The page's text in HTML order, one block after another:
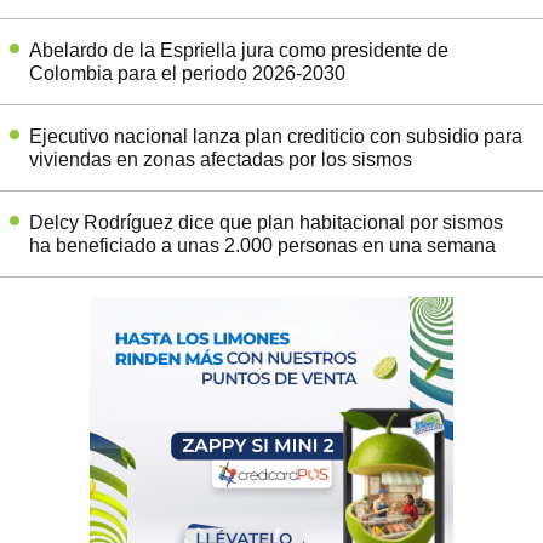
Abelardo de la Espriella jura como presidente de
Colombia para el periodo 2026-2030
Ejecutivo nacional lanza plan crediticio con subsidio para
viviendas en zonas afectadas por los sismos
Delcy Rodríguez dice que plan habitacional por sismos
ha beneficiado a unas 2.000 personas en una semana